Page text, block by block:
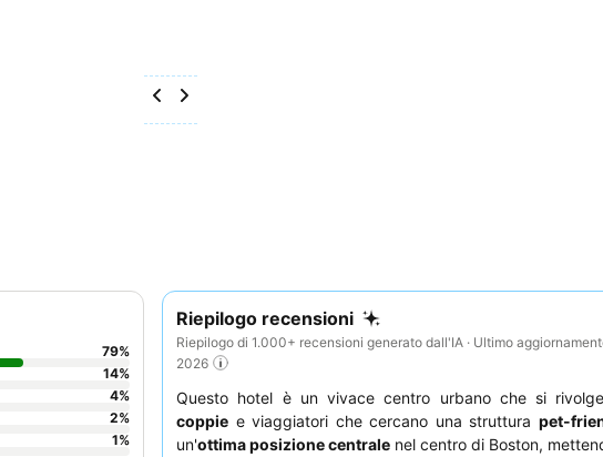
Riepilogo recensioni
Riepilogo di 1.000+ recensioni generato dall'IA · Ultimo
2026
Questo hotel è un vivace centro urbano che si
coppie e viaggiatori che cercano una struttura pet-
un'ottima posizione centrale nel centro di Boston,
79%
14%
4%
2%
1%